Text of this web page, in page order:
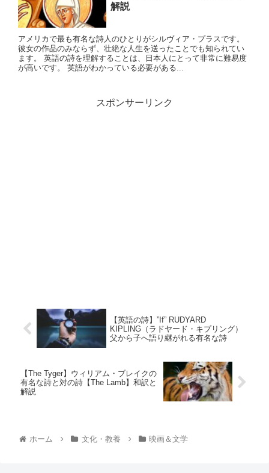
解説
アメリカで最も有名な詩人のひとりがシルヴィア・プラスです。
彼女の作品のみならず、壮絶な人生を送ったことでも知られてい
ます。 英語の詩を理解することは、日本人にとって非常に難易度
が高いです。 英語がわかっている必要がある...
スポンサーリンク
【英語の詩】”If” RUDYARD
KIPLING（ラドヤード・キプリング）
父から子へ語り継がれる有名な詩
【The Tyger】ウィリアム・ブレイクの
有名な詩と対の詩【The Lamb】和訳と
解説
ホーム 文化・教養 映画＆文学